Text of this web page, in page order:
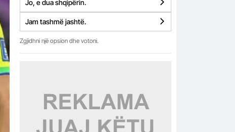
Jo, e dua shqipërin.
Jam tashmë jashtë.
Zgjidhni një opsion dhe votoni.